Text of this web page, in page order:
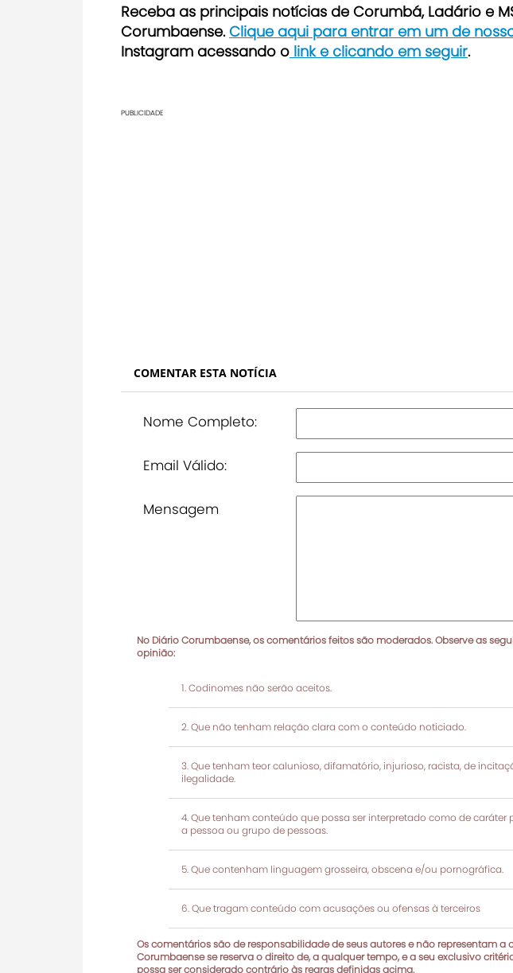
Receba as principais notícias de Corumbá, Ladário e
Corumbaense. Clique aqui para entrar em um de
Instagram acessando o link e clicando em seguir.
PUBLICIDADE
COMENTAR ESTA NOTÍCIA
Nome Completo:
Email Válido:
Mensagem
No Diário Corumbaense, os comentários feitos são moderados. Observe as
opinião:
Codinomes não serão aceitos.
Que não tenham relação clara com o conteúdo noticiado.
Que tenham teor calunioso, difamatório, injurioso, racista, de
ilegalidade.
Que tenham conteúdo que possa ser interpretado como de
a pessoa ou grupo de pessoas.
Que contenham linguagem grosseira, obscena e/ou pornográfica.
Que tragam conteúdo com acusações ou ofensas à terceiros
Os comentários são de responsabilidade de seus autores e não representam a
Corumbaense se reserva o direito de, a qualquer tempo, e a seu exclusivo
possa ser considerado contrário às regras definidas acima.